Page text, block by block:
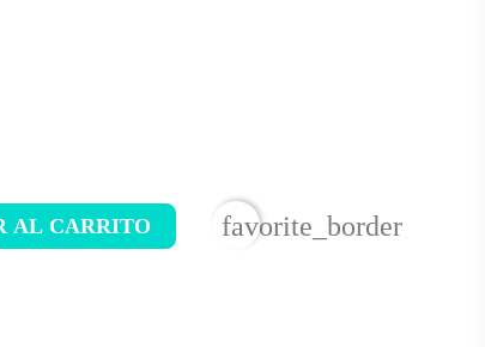
AL CARRITO favorite_border